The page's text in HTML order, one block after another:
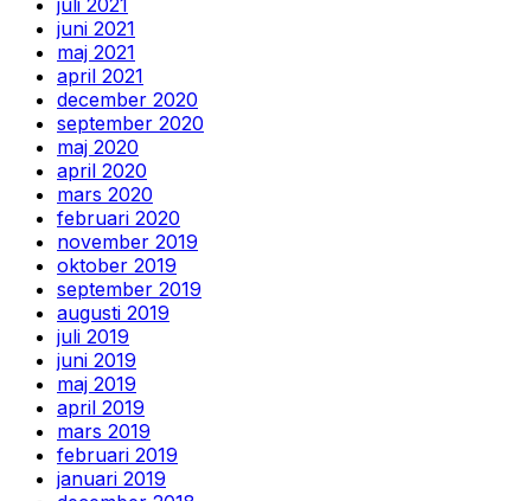
juli 2021
juni 2021
maj 2021
april 2021
december 2020
september 2020
maj 2020
april 2020
mars 2020
februari 2020
november 2019
oktober 2019
september 2019
augusti 2019
juli 2019
juni 2019
maj 2019
april 2019
mars 2019
februari 2019
januari 2019